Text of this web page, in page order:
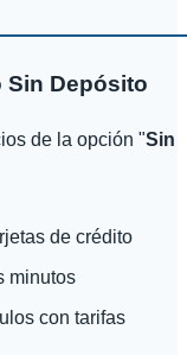
Sin Depósito
de la opción "Sin
de crédito
minutos
con tarifas